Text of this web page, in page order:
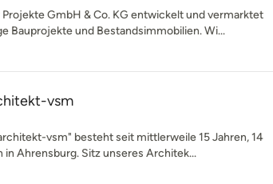
Projekte GmbH & Co. KG entwickelt und vermarktet
Bauprojekte und Bestandsimmobilien. Wi...
vsm
vsm" besteht seit mittlerweile 15 Jahren, 14
in Ahrensburg. Sitz unseres Architek...